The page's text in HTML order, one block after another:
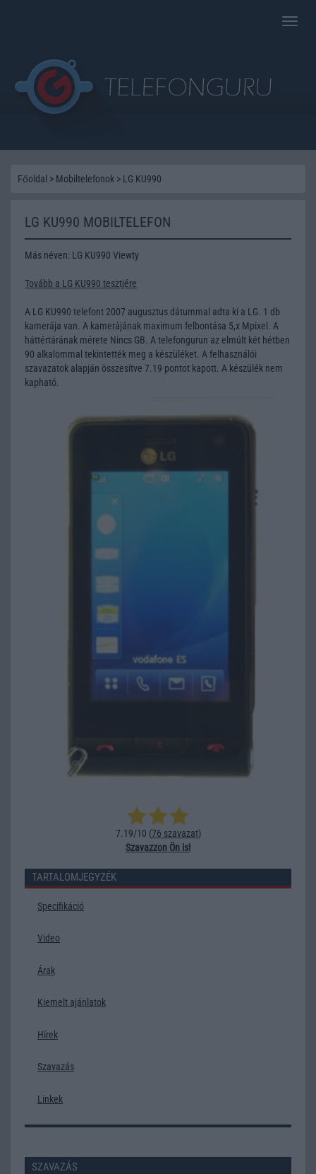
Toggle
Főoldal > Mobiltelefonok > LG KU990
LG KU990 MOBILTELEFON
Más néven: LG KU990 Viewty
Tovább a LG KU990 tesztjére
A LG KU990 telefont 2007 augusztus dátummal adta ki a LG. 1 db
kamerája van. A kamerájának maximum felbontása 5,x Mpixel. A
háttértárának mérete Nincs GB. A telefongurun az elmúlt két hétben
90 alkalommal tekintették meg a készüléket. A felhasználói
szavazatok alapján összesítve 7.19 pontot kapott. A készülék nem
kapható.
7.19/10 (76 szavazat)
Szavazzon Ön is!
TARTALOMJEGYZÉK
Specifikáció
Video
Árak
Kiemelt ajánlatok
Hírek
Szavazás
Linkek
SZAVAZÁS